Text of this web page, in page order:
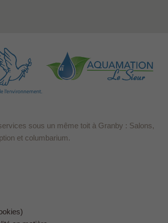
sous un même toit à Granby : Salons,
et columbarium.